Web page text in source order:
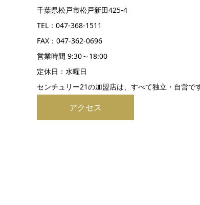
千葉県松戸市松戸新田425-4
TEL：047-368-1511
FAX：047-362-0696
営業時間 9:30～18:00
定休日：水曜日
センチュリー21の加盟店は、すべて独立・自営です
アクセス